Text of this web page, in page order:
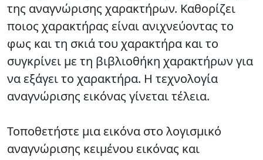
της αναγνώρισης χαρακτήρων. Καθορίζει
ποιος χαρακτήρας είναι ανιχνεύοντας το
φως και τη σκιά του χαρακτήρα και το
συγκρίνει με τη βιβλιοθήκη χαρακτήρων για
να εξάγει το χαρακτήρα. Η τεχνολογία
αναγνώρισης εικόνας γίνεται τέλεια.
Τοποθετήστε μια εικόνα στο λογισμικό
αναγνώρισης κειμένου εικόνας και